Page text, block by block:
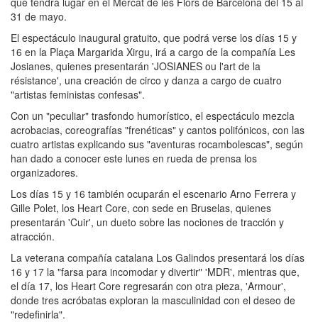
31 de mayo.
El espectáculo inaugural gratuito, que podrá verse los días 15 y
16 en la Plaça Margarida Xirgu, irá a cargo de la compañía Les
Josianes, quienes presentarán 'JOSIANES ou l'art de la
résistance', una creación de circo y danza a cargo de cuatro
"artistas feministas confesas".
Con un "peculiar" trasfondo humorístico, el espectáculo mezcla
acrobacias, coreografías "frenéticas" y cantos polifónicos, con las
cuatro artistas explicando sus "aventuras rocambolescas", según
han dado a conocer este lunes en rueda de prensa los
organizadores.
Los días 15 y 16 también ocuparán el escenario Arno Ferrera y
Gille Polet, los Heart Core, con sede en Bruselas, quienes
presentarán 'Cuir', un dueto sobre las nociones de tracción y
atracción.
La veterana compañía catalana Los Galindos presentará los días
16 y 17 la "farsa para incomodar y divertir" 'MDR', mientras que,
el día 17, los Heart Core regresarán con otra pieza, 'Armour',
donde tres acróbatas exploran la masculinidad con el deseo de
"redefinirla".